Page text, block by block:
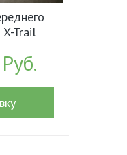
X-Trail